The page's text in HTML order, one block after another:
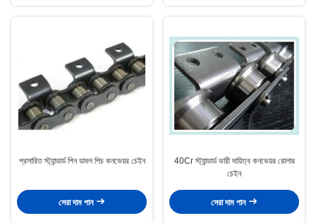
প্রসারিত স্ট্যান্ডার্ড পিন ডাবল পিচ কনভেয়র চেইন
সেরা দাম পান
40Cr স্ট্যান্ডার্ড ভারী দায়িত্ব কনভেয়র রোলার
চেইন
সেরা দাম পান